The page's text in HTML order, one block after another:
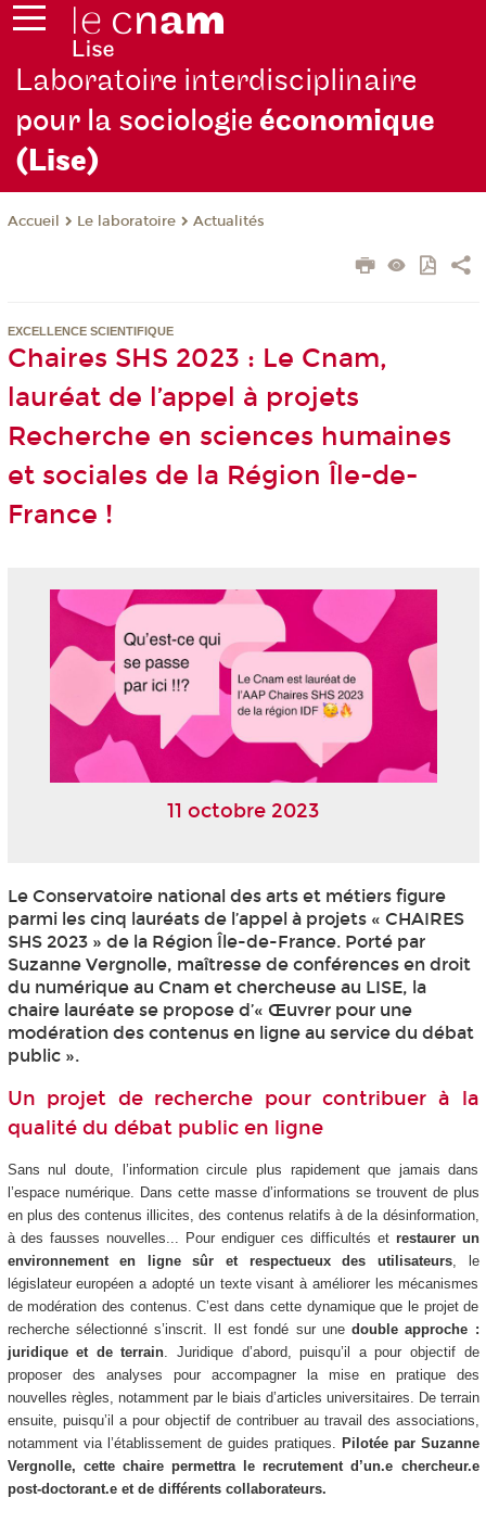
Laboratoire interdisciplinaire
pour la sociologieéconomique
(Lise)
Accueil Le laboratoire Actualités
EXCELLENCE SCIENTIFIQUE
Chaires SHS 2023 : Le Cnam,
lauréat de l’appel à projets
Recherche en sciences humaines
et sociales de la Région Île-de-
France !
11 octobre 2023
Le Conservatoire national des arts et métiers figure
parmi les cinq lauréats de l’appel à projets « CHAIRES
SHS 2023 » de la Région Île-de-France. Porté par
Suzanne Vergnolle, maîtresse de conférences en droit
du numérique au Cnam et chercheuse au LISE, la
chaire lauréate se propose d’« Œuvrer pour une
modération des contenus en ligne au service du débat
public ».
Un projet de recherche pour contribuer à la
qualité du débat public en ligne
Sans nul doute, l’information circule plus rapidement que jamais dans
l’espace numérique. Dans cette masse d’informations se trouvent de plus
en plus des contenus illicites, des contenus relatifs à de la désinformation,
à des fausses nouvelles... Pour endiguer ces difficultés et restaurer un
environnement en ligne sûr et respectueux des utilisateurs, le
législateur européen a adopté un texte visant à améliorer les mécanismes
de modération des contenus. C’est dans cette dynamique que le projet de
recherche sélectionné s’inscrit. Il est fondé sur unedouble approche :
juridique et de terrain. Juridique d’abord, puisqu’il a pour objectif de
proposer des analyses pour accompagner la mise en pratique des
nouvelles règles, notamment par le biais d’articles universitaires. De terrain
ensuite, puisqu’il a pour objectif de contribuer au travail des associations,
notamment via l’établissement de guides pratiques. Pilotée par Suzanne
Vergnolle, cette chaire permettra le recrutement d’un.e chercheur.e
post-doctorant.e et de différents collaborateurs.